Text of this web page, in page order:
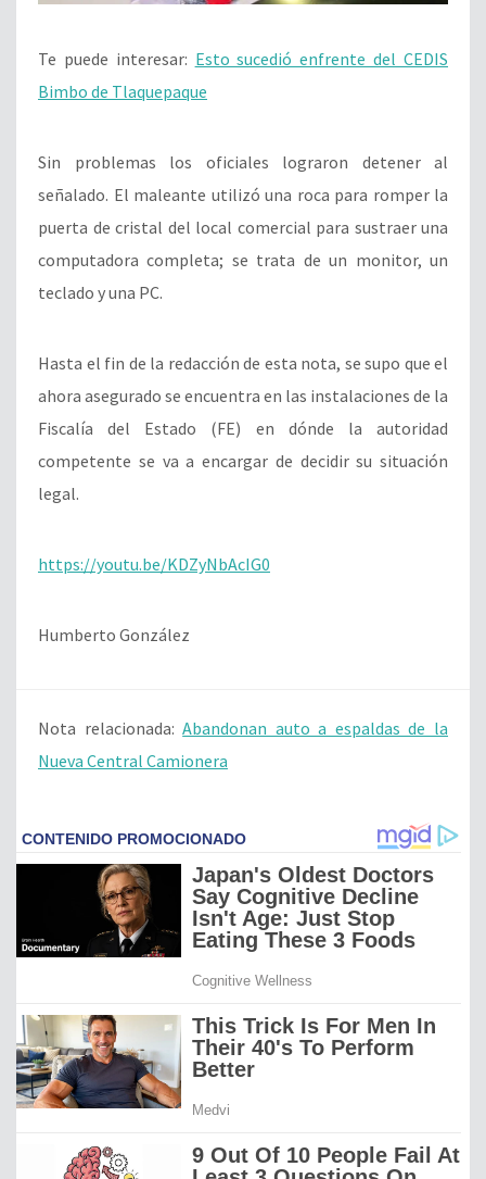
Te puede interesar: Esto sucedió enfrente del CEDIS
Bimbo de Tlaquepaque
Sin problemas los oficiales lograron detener al
señalado. El maleante utilizó una roca para romper la
puerta de cristal del local comercial para sustraer una
computadora completa; se trata de un monitor, un
teclado y una PC.
Hasta el fin de la redacción de esta nota, se supo que el
ahora asegurado se encuentra en las instalaciones de la
Fiscalía del Estado (FE) en dónde la autoridad
competente se va a encargar de decidir su situación
legal.
https://youtu.be/KDZyNbAcIG0
Humberto González
Nota relacionada:Abandonan auto a espaldas de la
Nueva Central Camionera